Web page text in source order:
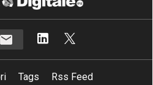
Tags
Rss Feed